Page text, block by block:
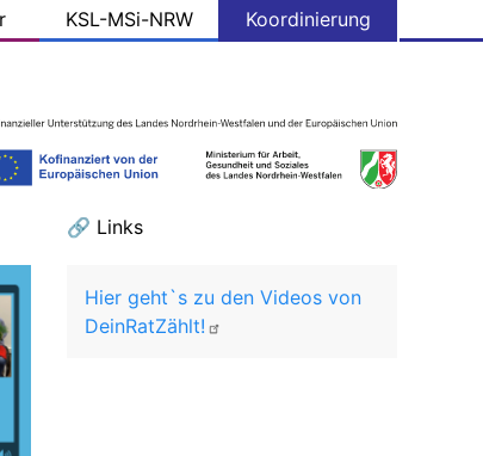
KSL-MSi-NRW Koordinierung
🔗 Links
Hier geht`s zu den Videos von
DeinRatZählt!